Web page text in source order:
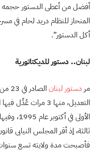
أفضل من أعطى الدستور حجمه
المنحاز للنظام دريد لحام في
أكل الدستور”.
لبنان.. دستور للديكتاتورية
مر دستور لبنان
التعديل، منها 3
الأولى في أكتوبر عام 1995، وفيها
ثالثة، إذ أقر المجلس النيابى
فأصبحت مدة ولايته تسع